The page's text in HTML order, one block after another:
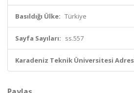
Basıldığı Ülke: Türkiye
Sayfa Sayıları: ss.557
Karadeniz Teknik Üniversitesi